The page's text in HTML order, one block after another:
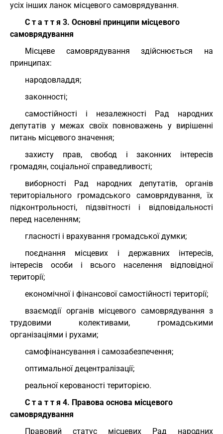
усіх інших ланок місцевого самоврядування.
С т а т т я 3. Основні принципи місцевого
самоврядування
Місцеве самоврядування здійснюється на
принципах:
народовладдя;
законності;
самостійності і незалежності Рад народних
депутатів у межах своїх повноважень у вирішенні
питань місцевого значення;
захисту прав, свобод і законних інтересів
громадян, соціальної справедливості;
виборності Рад народних депутатів, органів
територіального громадського самоврядування, їх
підконтрольності, підзвітності і відповідальності
перед населенням;
гласності і врахування громадської думки;
поєднання місцевих і державних інтересів,
інтересів особи і всього населення відповідної
території;
економічної і фінансової самостійності території;
взаємодії органів місцевого самоврядування з
трудовими колективами, громадськими
організаціями і рухами;
самофінансування і самозабезпечення;
оптимальної децентралізації;
реальної керованості територією.
С т а т т я 4. Правова основа місцевого
самоврядування
Правовий статус місцевих Рад народних